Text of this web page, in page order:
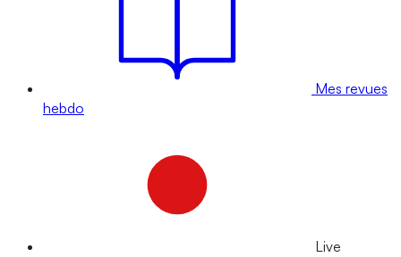
Mes revues
hebdo
Live